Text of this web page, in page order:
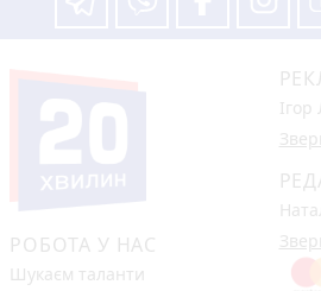
РОБОТА У НАС
Шукаєм таланти
Ігор